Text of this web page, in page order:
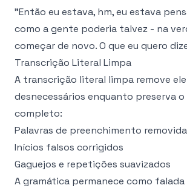
"Então eu estava, hm, eu estava
como a gente poderia talvez - na
começar de novo. O que eu quero
Transcrição Literal Limpa
A transcrição literal limpa remove
desnecessários enquanto preserva
completo:
Palavras de preenchimento
Inícios falsos corrigidos
Gaguejos e repetições suavizados
A gramática permanece como